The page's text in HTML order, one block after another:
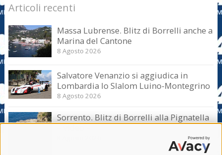
Articoli recenti
Massa Lubrense. Blitz di Borrelli anche a
Marina del Cantone
8 Agosto 2026
Salvatore Venanzio si aggiudica in
Lombardia lo Slalom Luino-Montegrino
8 Agosto 2026
Sorrento. Blitz di Borrelli alla Pignatella
– video –